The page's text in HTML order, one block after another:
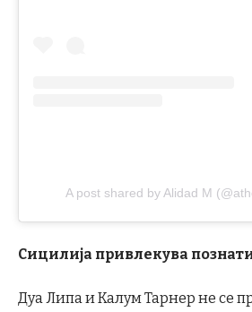
A post shared by Alidad M
Сицилија привлекува
Дуа Липа и Калум Тарнер не се